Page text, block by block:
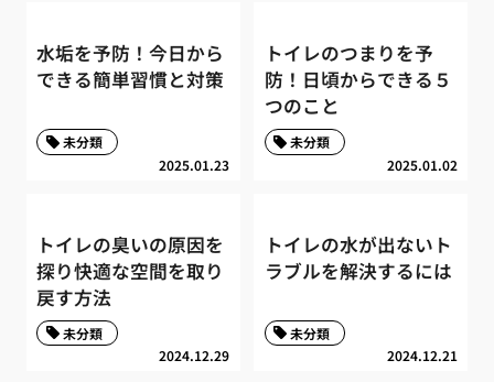
水垢を予防！今日から
できる簡単習慣と対策
2025.01.23
未分類
トイレのつまりを予
防！日頃からできる５
つのこと
2025.01.02
未分類
トイレの臭いの原因を
探り快適な空間を取り
戻す方法
2024.12.29
未分類
トイレの水が出ないト
ラブルを解決するには
2024.12.21
未分類